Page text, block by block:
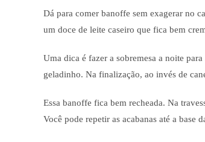
Dá para comer banoffe sem exagerar no
um doce de leite caseiro que fica bem
Uma dica é fazer a sobremesa a noite
geladinho. Na finalização, ao invés de
Essa banoffe fica bem recheada. Na
Você pode repetir as acabanas até a base